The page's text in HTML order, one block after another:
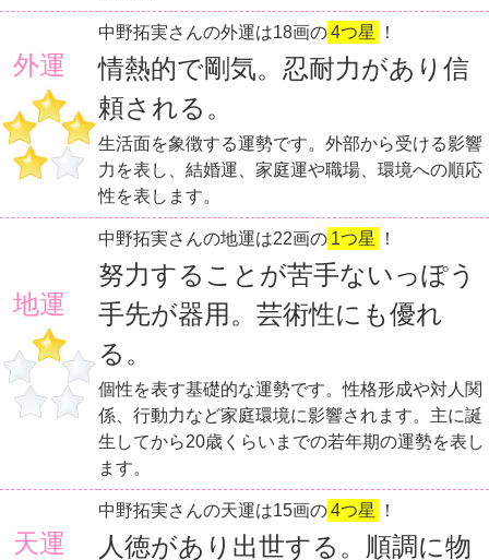
外運
中野拓実さんの外運は18画の4つ星 ！
情熱的で剛気。忍耐力があり信
頼される。
生活面を象徴する運勢です。外部から受ける影響
力を表し、結婚運、家庭運や職場、環境への順応
性を表します。
地運
中野拓実さんの地運は22画の 1つ星 ！
努力することが苦手ないっぽう
手先が器用。芸術性にも優れ
る。
個性を表す基礎的な運勢です。性格形成や対人関
係、行動力など家庭環境に影響されます。主に誕
生してから20歳くらいまでの若年期の運勢を表し
ます。
天運
中野拓実さんの天運は15画の4つ星 ！
人徳があり出世する。順調に物